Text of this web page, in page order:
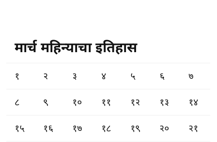
मार्च महिन्याचा इतिहास
१ २ ३ ४ ५ ६ ७
८ ९ १० ११ १२ १३ १४
१५ १६ १७ १८ १९ २० २१